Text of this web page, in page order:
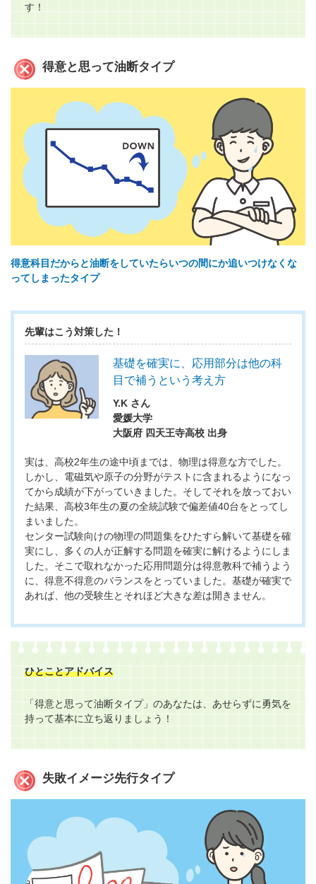
す！
得意と思って油断タイプ
得意科目だからと油断をしていたらいつの間にか追いつけなくな
ってしまったタイプ
先輩はこう対策した！
基礎を確実に、応用部分は他の科
目で補うという考え方
Y.K さん
愛媛大学
大阪府 四天王寺高校 出身
実は、高校2年生の途中頃までは、物理は得意な方でした。
しかし、電磁気や原子の分野がテストに含まれるようになっ
てから成績が下がっていきました。そしてそれを放っておい
た結果、高校3年生の夏の全統試験で偏差値40台をとってし
まいました。
センター試験向けの物理の問題集をひたすら解いて基礎を確
実にし、多くの人が正解する問題を確実に解けるようにしま
した。そこで取れなかった応用問題分は得意教科で補うよう
に、得意不得意のバランスをとっていました。基礎が確実で
あれば、他の受験生とそれほど大きな差は開きません。
ひとことアドバイス
「得意と思って油断タイプ」のあなたは、あせらずに勇気を
持って基本に立ち返りましょう！
失敗イメージ先行タイプ